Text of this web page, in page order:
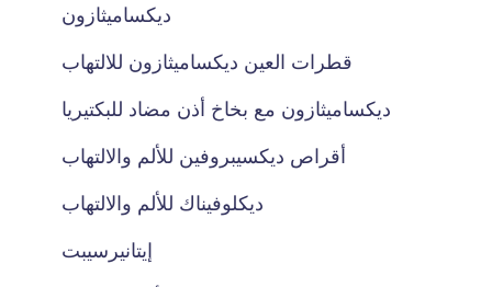
ديكساميثازون
قطرات العين ديكساميثازون للالتهاب
ديكساميثازون مع بخاخ أذن مضاد للبكتيريا
أقراص ديكسيبروفين للألم والالتهاب
ديكلوفيناك للألم والالتهاب
إيتانيرسيبت